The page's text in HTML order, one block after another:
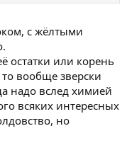
с жёлтыми
остатки или корень
вообще зверски
надо вслед химией
всяких интересных
но